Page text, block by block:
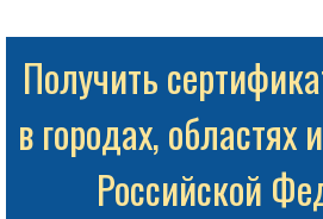
Получить
в городах, областях
Российской